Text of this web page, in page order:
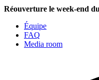
Réouverture le week-end
Équipe
FAQ
Media room